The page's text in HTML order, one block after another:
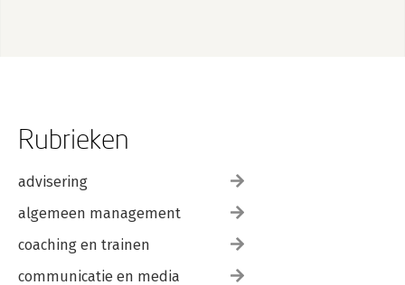
Rubrieken
advisering
algemeen management
coaching en trainen
communicatie en media